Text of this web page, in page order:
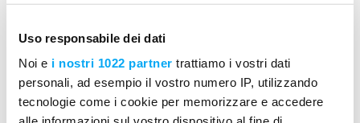
Uso responsabile dei dati
Noi e i nostri 1022 partner trattiamo i vostri dati
personali, ad esempio il vostro numero IP, utilizzando
tecnologie come i cookie per memorizzare e accedere